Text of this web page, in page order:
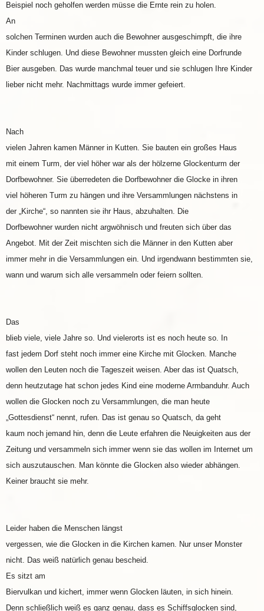
Beispiel noch geholfen werden müsse die Ernte rein zu holen.
An
solchen Terminen wurden auch die Bewohner ausgeschimpft, die ihre
Kinder schlugen. Und diese Bewohner mussten gleich eine Dorfrunde
Bier ausgeben. Das wurde manchmal teuer und sie schlugen Ihre Kinder
lieber nicht mehr. Nachmittags wurde immer gefeiert.
Nach
vielen Jahren kamen Männer in Kutten. Sie bauten ein großes Haus
mit einem Turm, der viel höher war als der hölzerne Glockenturm der
Dorfbewohner. Sie überredeten die Dorfbewohner die Glocke in ihren
viel höheren Turm zu hängen und ihre Versammlungen nächstens in
der „Kirche“, so nannten sie ihr Haus, abzuhalten. Die
Dorfbewohner wurden nicht argwöhnisch und freuten sich über das
Angebot. Mit der Zeit mischten sich die Männer in den Kutten aber
immer mehr in die Versammlungen ein. Und irgendwann bestimmten sie,
wann und warum sich alle versammeln oder feiern sollten.
Das
blieb viele, viele Jahre so. Und vielerorts ist es noch heute so. In
fast jedem Dorf steht noch immer eine Kirche mit Glocken. Manche
wollen den Leuten noch die Tageszeit weisen. Aber das ist Quatsch,
denn heutzutage hat schon jedes Kind eine moderne Armbanduhr. Auch
wollen die Glocken noch zu Versammlungen, die man heute
„Gottesdienst“ nennt, rufen. Das ist genau so Quatsch, da geht
kaum noch jemand hin, denn die Leute erfahren die Neuigkeiten aus der
Zeitung und versammeln sich immer wenn sie das wollen im Internet um
sich auszutauschen. Man könnte die Glocken also wieder abhängen.
Keiner braucht sie mehr.
Leider haben die Menschen längst
vergessen, wie die Glocken in die Kirchen kamen. Nur unser Monster
nicht. Das weiß natürlich genau bescheid.
Es sitzt am
Biervulkan und kichert, immer wenn Glocken läuten, in sich hinein.
Denn schließlich weiß es ganz genau, dass es Schiffsglocken sind,